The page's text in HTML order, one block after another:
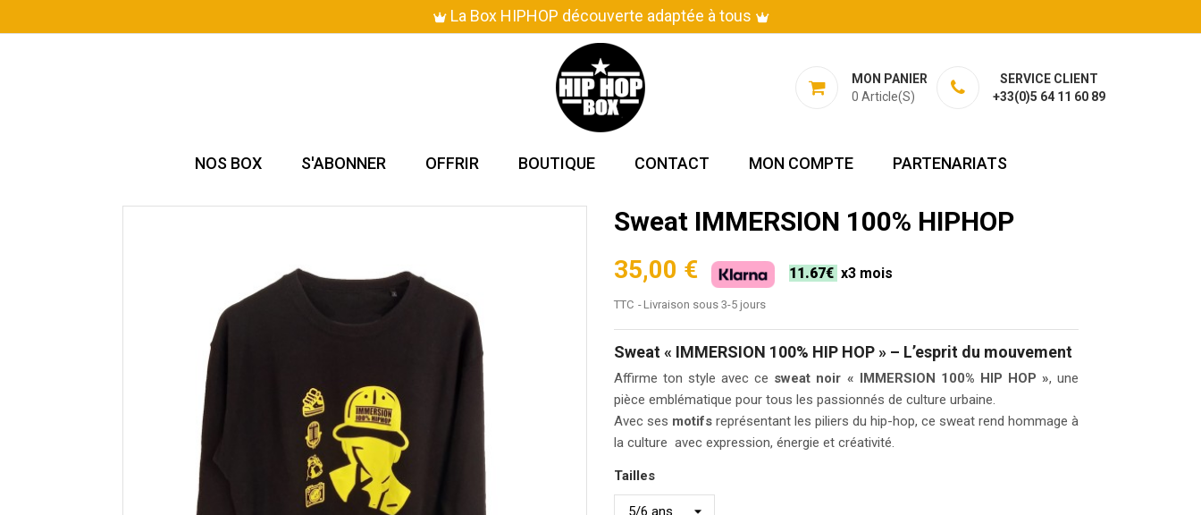
Livraison en 3 à 5 jours !
SERVICE CLIENT
+33(0)5 64 11 60 89
MON PANIER
0 Article(s)
NOS BOX S'ABONNER OFFRIR BOUTIQUE CONTACT MON COMPTE PARTENARIATS
Sweat IMMERSION 100% HIPHOP
35,00 € 11.67€ x3 mois
TTC Livraison sous 3-5 jours
Sweat « IMMERSION 100% HIP HOP » – L’esprit du mouvement
Affirme ton style avec ce sweat noir « IMMERSION 100% HIP HOP », une
pièce emblématique pour tous les passionnés de culture urbaine.
Avec ses motifs représentant les piliers du hip-hop, ce sweat rend hommage à
la culture avec expression, énergie et créativité.
Tailles